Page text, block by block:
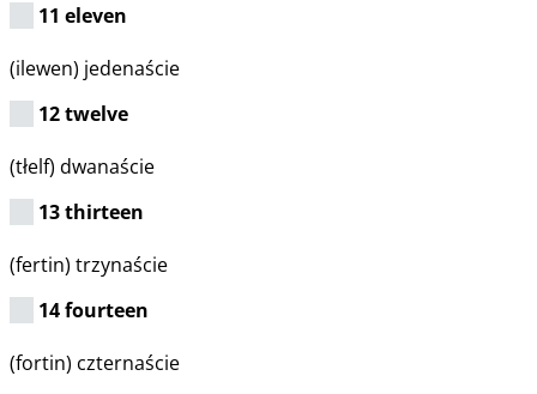
11 eleven
(ilewen) jedenaście
12 twelve
(tłelf) dwanaście
13 thirteen
(fertin) trzynaście
14 fourteen
(fortin) czternaście